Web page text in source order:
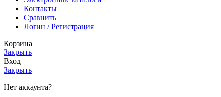
Контакты
Сравнить
Логин / Регистрация
Корзина
Закрыть
Вход
Закрыть
Нет аккаунта?